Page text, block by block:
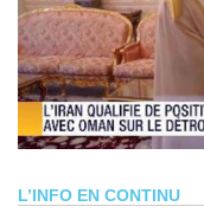
L’INFO EN CONTINU